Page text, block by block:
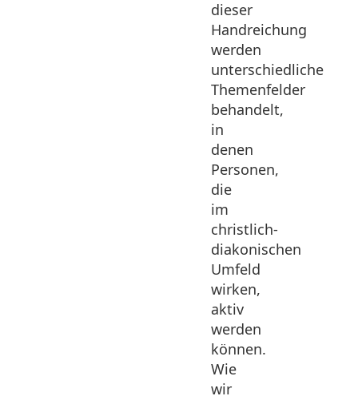
dieser
Handreichung
werden
unterschiedliche
Themenfelder
behandelt,
in
denen
Personen,
die
im
christlich-
diakonischen
Umfeld
wirken,
aktiv
werden
können.
Wie
wir